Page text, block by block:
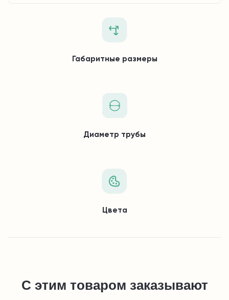
Габаритные размеры
Диаметр трубы
Цвета
С этим товаром заказывают